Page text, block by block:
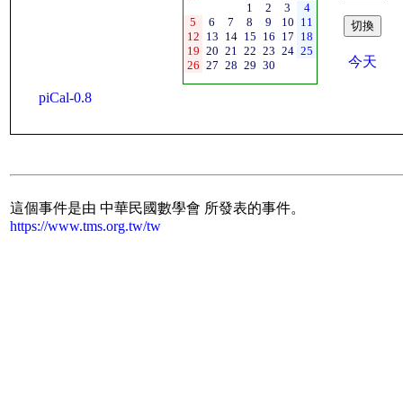
1
2 3
4
5
6 7 8 9 10 11
12 13 14 15 16 17 18
19 20 21 22 23 24 25
26 27 28 29 30 今天
piCal-0.8
這個事件是由 中華民國數學會 所發表的事件。
https://www.tms.org.tw/tw